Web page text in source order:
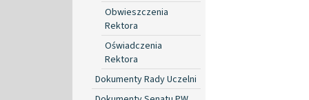
Obwieszczenia
Rektora
Oświadczenia
Rektora
Dokumenty Rady Uczelni